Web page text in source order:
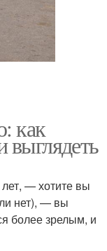
как
выглядеть
лет, — хотите вы
нет), — вы
более зрелым, и